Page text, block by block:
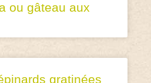
ou gâteau aux
gratinées